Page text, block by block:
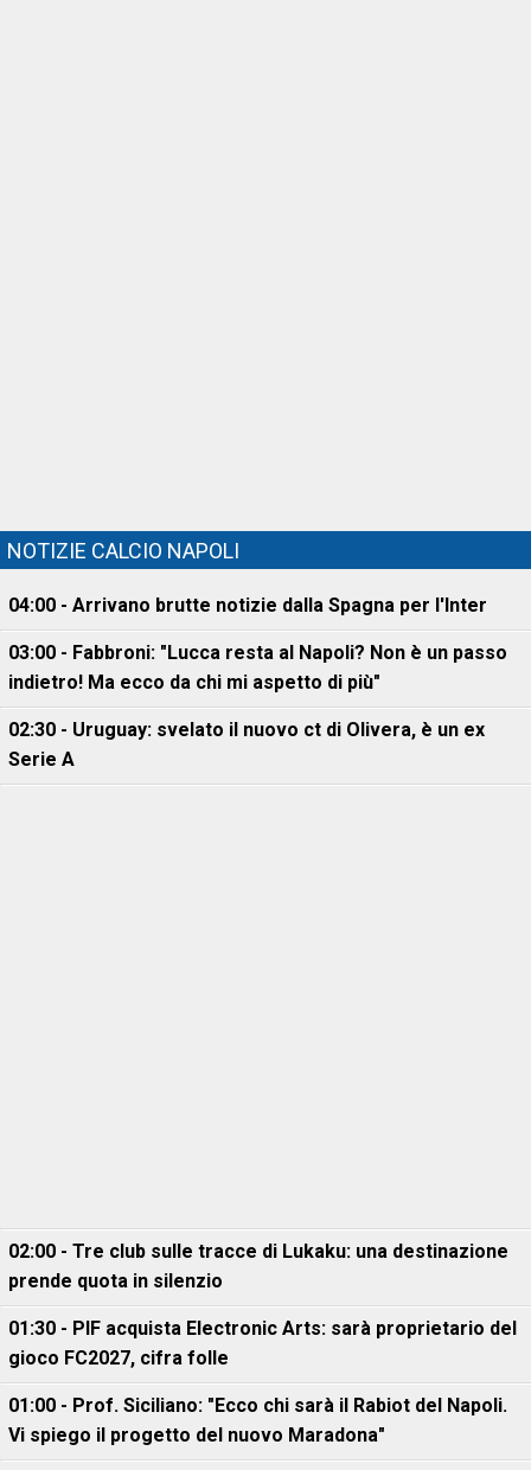
NOTIZIE CALCIO NAPOLI
04:00 - Arrivano brutte notizie dalla Spagna per l'Inter
03:00 - Fabbroni: "Lucca resta al Napoli? Non è un passo
indietro! Ma ecco da chi mi aspetto di più"
02:30 - Uruguay: svelato il nuovo ct di Olivera, è un ex
Serie A
02:00 - Tre club sulle tracce di Lukaku: una destinazione
prende quota in silenzio
01:30 - PIF acquista Electronic Arts: sarà proprietario del
gioco FC2027, cifra folle
01:00 - Prof. Siciliano: "Ecco chi sarà il Rabiot del Napoli.
Vi spiego il progetto del nuovo Maradona"